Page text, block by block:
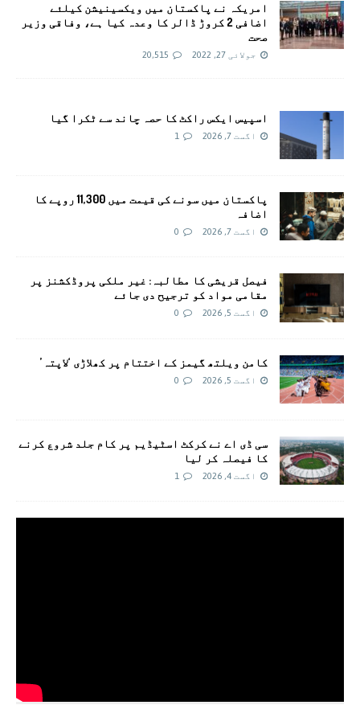
امريکہ نے پاکستان میں ویکسینیشن کیلئے
اضافی 2 کروڑ ڈالر کا وعدہ کیا ہے، وفاقی وزیر
صحت
جولائی 27, 2022 20,515
اسپیس ایکس راکٹ کا حصہ چاند سے ٹکرا گیا
اگست 7, 2026 1
پاکستان میں سونے کی قیمت میں 11,300 روپے کا
اضافہ
اگست 7, 2026 0
فیصل قریشی کا مطالبہ: غیر ملکی پروڈکشنز پر
مقامی مواد کو ترجیح دی جائے
اگست 5, 2026 0
کامن ویلتھ گیمز کے اختتام پر کھلاڑی ‘لاپتہ’
اگست 5, 2026 0
سی ڈی اے نے کرکٹ اسٹیڈیم پر کام جلد شروع کرنے
کا فیصلہ کر لیا
اگست 4, 2026 1